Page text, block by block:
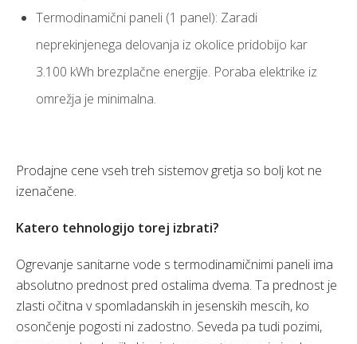
Termodinamični paneli (1 panel): Zaradi
neprekinjenega delovanja iz okolice pridobijo kar
3.100 kWh brezplačne energije. Poraba elektrike iz
omrežja je minimalna.
Prodajne cene vseh treh sistemov gretja so bolj kot ne
izenačene.
Katero tehnologijo torej izbrati?
Ogrevanje sanitarne vode s termodinamičnimi paneli ima
absolutno prednost pred ostalima dvema. Ta prednost je
zlasti očitna v spomladanskih in jesenskih mescih, ko
osončenje pogosti ni zadostno. Seveda pa tudi pozimi,